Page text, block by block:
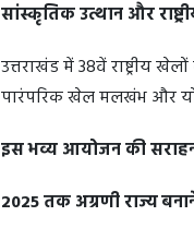
सांस्कृतिक उत्थान और
उत्तराखंड में 38वें राष्ट्रीय
पारंपरिक खेल मलखंभ और
इस भव्य आयोजन की
2025 तक अग्रणी राज्य